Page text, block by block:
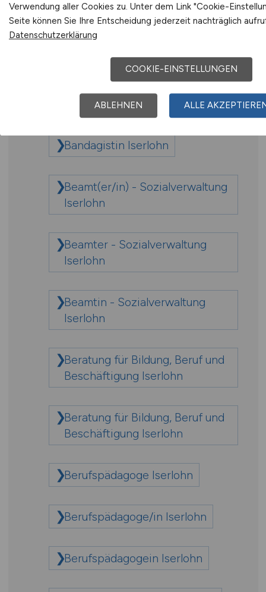
Ausbilderin - Erste Hilfe Iserlohn
Bandagist Iserlohn
Bandagist/in Iserlohn
Bandagistin Iserlohn
Beamt(er/in) - Sozialverwaltung
Iserlohn
Beamter - Sozialverwaltung
Iserlohn
Beamtin - Sozialverwaltung
Iserlohn
Beratung für Bildung, Beruf und
Beschäftigung Iserlohn
Beratung für Bildung, Beruf und
Beschäftigung Iserlohn
Berufspädagoge Iserlohn
Berufspädagoge/in Iserlohn
Berufspädagogein Iserlohn
Verwendung aller Cookies zu. Unter dem Link "Cookie-
Seite können Sie Ihre Entscheidung jederzeit nachträglich
Datenschutzerklärung
COOKIE-EINSTELLUNGEN
ABLEHNEN ALLE